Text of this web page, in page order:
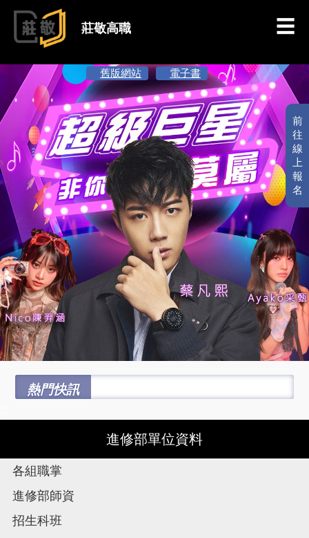
跳到主要內容
莊敬高職
前
往
線
上
報
名
舊版網站 電子書
熱門快訊
進修部單位資料
各組職掌
進修部師資
招生科班